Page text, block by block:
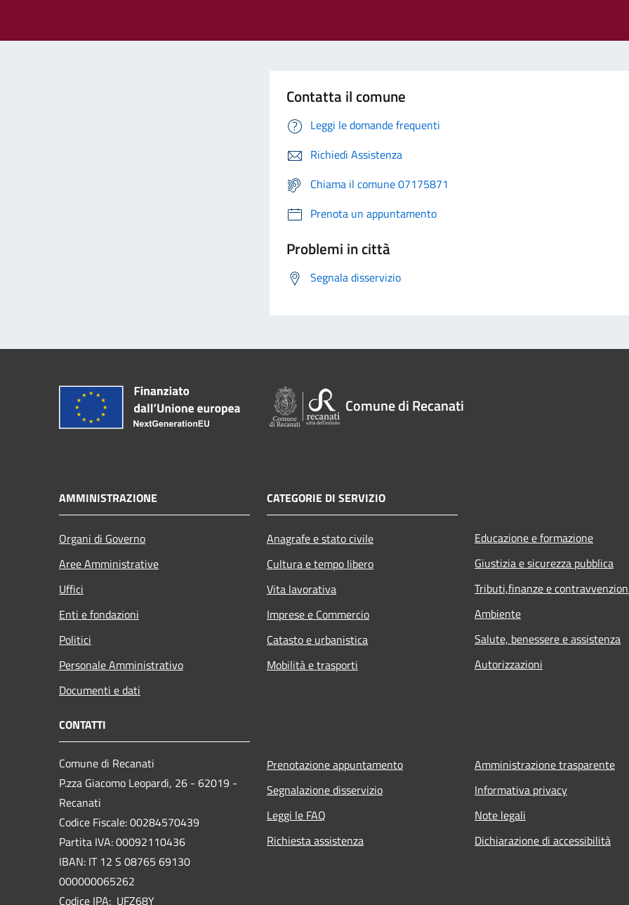
Contatta il comune
Leggi le domande frequenti
Richiedi Assistenza
Chiama il comune 07175871
Prenota un appuntamento
Problemi in città
Segnala disservizio
Comune di Recanati
AMMINISTRAZIONE
Organi di Governo
Aree Amministrative
Uffici
Enti e fondazioni
Politici
Personale Amministrativo
Documenti e dati
CATEGORIE DI SERVIZIO
Anagrafe e stato civile
Cultura e tempo libero
Vita lavorativa
Imprese e Commercio
Catasto e urbanistica
Mobilità e trasporti
Educazione e formazione
Giustizia e sicurezza pubblica
Tributi,finanze e
Ambiente
Salute, benessere e assistenza
Autorizzazioni
CONTATTI
Comune di Recanati
P.zza Giacomo Leopardi, 26 - 62019 -
Recanati
Codice Fiscale: 00284570439
Partita IVA: 00092110436
IBAN: IT 12 S 08765 69130
000000065262
Codice IPA: UFZ68Y
Prenotazione appuntamento
Segnalazione disservizio
Leggi le FAQ
Richiesta assistenza
Amministrazione trasparente
Informativa privacy
Note legali
Dichiarazione di accessibilità